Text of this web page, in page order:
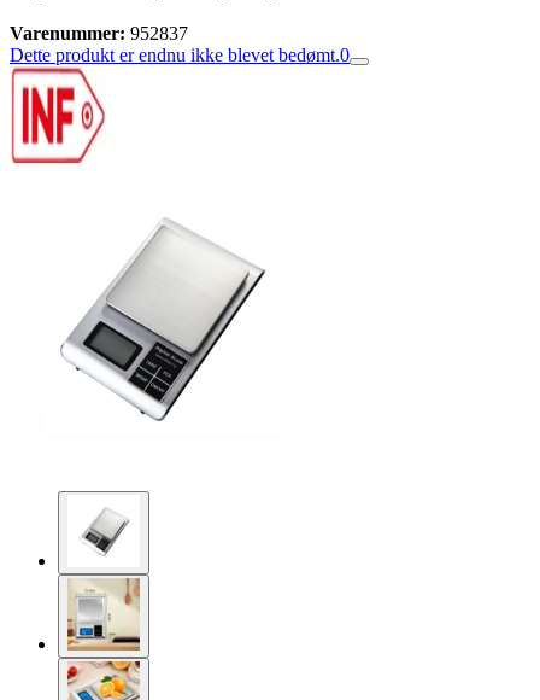
Varenummer: 952837
Dette produkt er endnu ikke blevet bedømt.0